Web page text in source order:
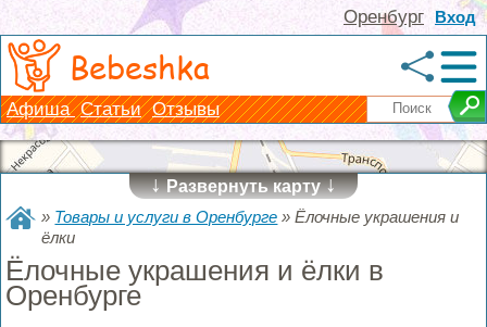
Вход
Оренбург
Bebeshka
Афиша Статьи Отзывы
↓Развернуть карту↓
» Товары и услуги в Оренбурге »Ёлочные украшения и
ёлки
Ёлочные украшения и ёлки в
Оренбурге